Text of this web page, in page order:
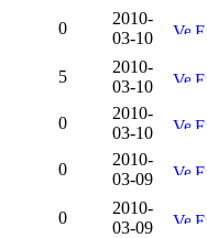
0
2010-
03-10
5
2010-
03-10
0
2010-
03-10
0
2010-
03-09
0
2010-
03-09